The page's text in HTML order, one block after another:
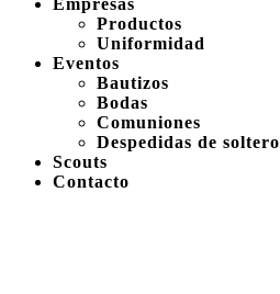
Productos
Uniformidad
Eventos
Bautizos
Bodas
Comuniones
Despedidas de soltero
Scouts
Contacto